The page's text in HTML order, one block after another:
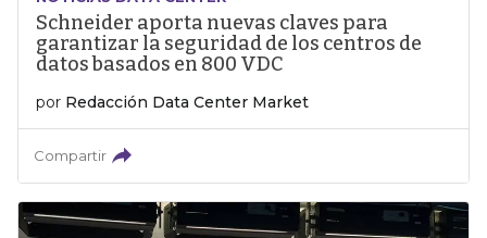
Schneider aporta nuevas claves para
garantizar la seguridad de los centros de
datos basados en 800 VDC
por Redacción Data Center Market
Compartir